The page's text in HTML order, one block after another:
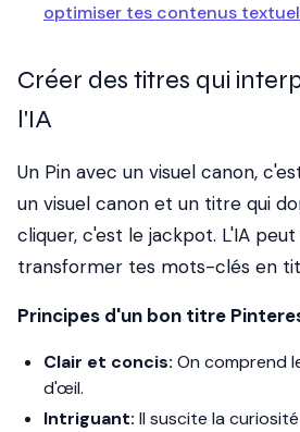
optimiser tes contenus
Créer des titres qui
l'IA
Un Pin avec un visuel canon,
un visuel canon et un titre qui
cliquer, c'est le jackpot. L'IA
transformer tes mots-clés en
Principes d'un bon titre
Clair et concis: On comprend
d'œil.
Intriguant: Il suscite la